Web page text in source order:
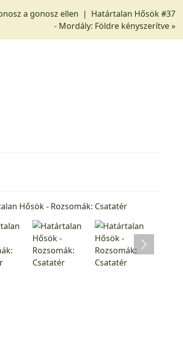
a gonosz ellen | Határtalan Hősök #37
- Mordály: Földre kényszerítve »